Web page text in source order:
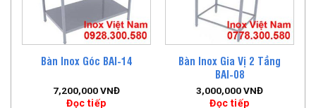
Bàn Inox Góc BAI-14
7,200,000VNĐ
Đọc tiếp
Bàn Inox Gia Vị 2 Tầng
BAI-08
3,000,000VNĐ
Đọc tiếp